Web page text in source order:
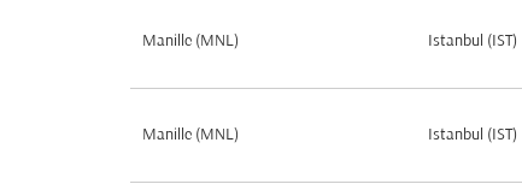
Manille (MNL) Istanbul (IST)
Manille (MNL) Istanbul (IST)